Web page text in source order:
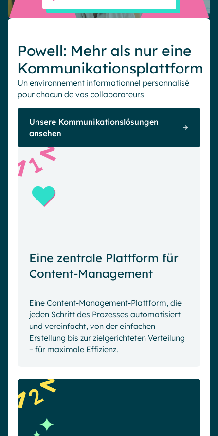
Powell: Mehr als nur eine
Kommunikationsplattform
Un environnement informationnel personnalisé
pour chacun de vos collaborateurs
Unsere Kommunikationslösungen
ansehen
1
Eine zentrale Plattform für
Content-Management
Eine Content-Management-Plattform, die
jeden Schritt des Prozesses automatisiert
und vereinfacht, von der einfachen
Erstellung bis zur zielgerichteten Verteilung
– für maximale Effizienz.
2